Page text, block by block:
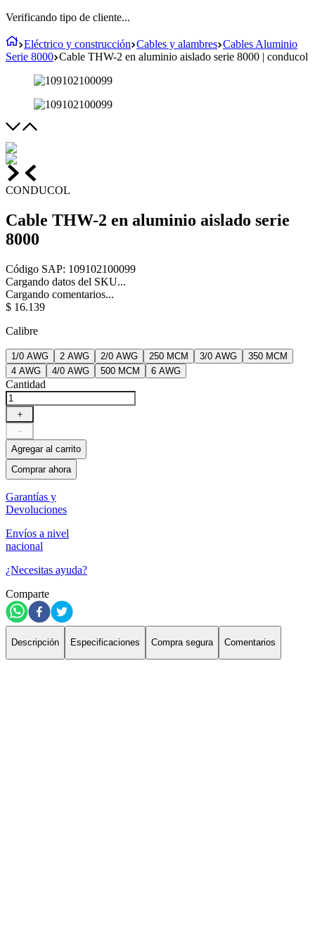
Verificando tipo de cliente...
Eléctrico y construcción Cables y alambres Cables Aluminio
Serie 8000 Cable THW-2 en aluminio aislado serie 8000 | conducol
CONDUCOL
Cable THW-2 en aluminio aislado serie
8000
Código SAP: 109102100099
Cargando datos del SKU...
Cargando comentarios...
$ 16.139
Calibre
1/0 AWG 2 AWG 2/0 AWG 250 MCM 3/0 AWG
350 MCM
4 AWG
4/0 AWG 500 MCM 6 AWG
Cantidad
＋
－
Agregar al carrito
Comprar ahora
Garantías y
Devoluciones
Envíos a nivel
nacional
¿Necesitas ayuda?
Comparte
Descripción Especificaciones Compra segura Comentarios